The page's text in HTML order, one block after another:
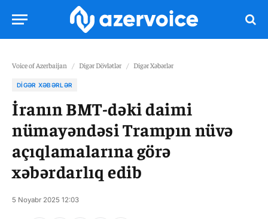
Voice of Azerbaijan / Digər Dövlətlər / Digər Xəbərlər
DIGƏR XƏBƏRLƏR
İranın BMT-dəki daimi
nümayəndəsi Trampın nüvə
açıqlamalarına görə
xəbərdarlıq edib
5 Noyabr 2025 12:03